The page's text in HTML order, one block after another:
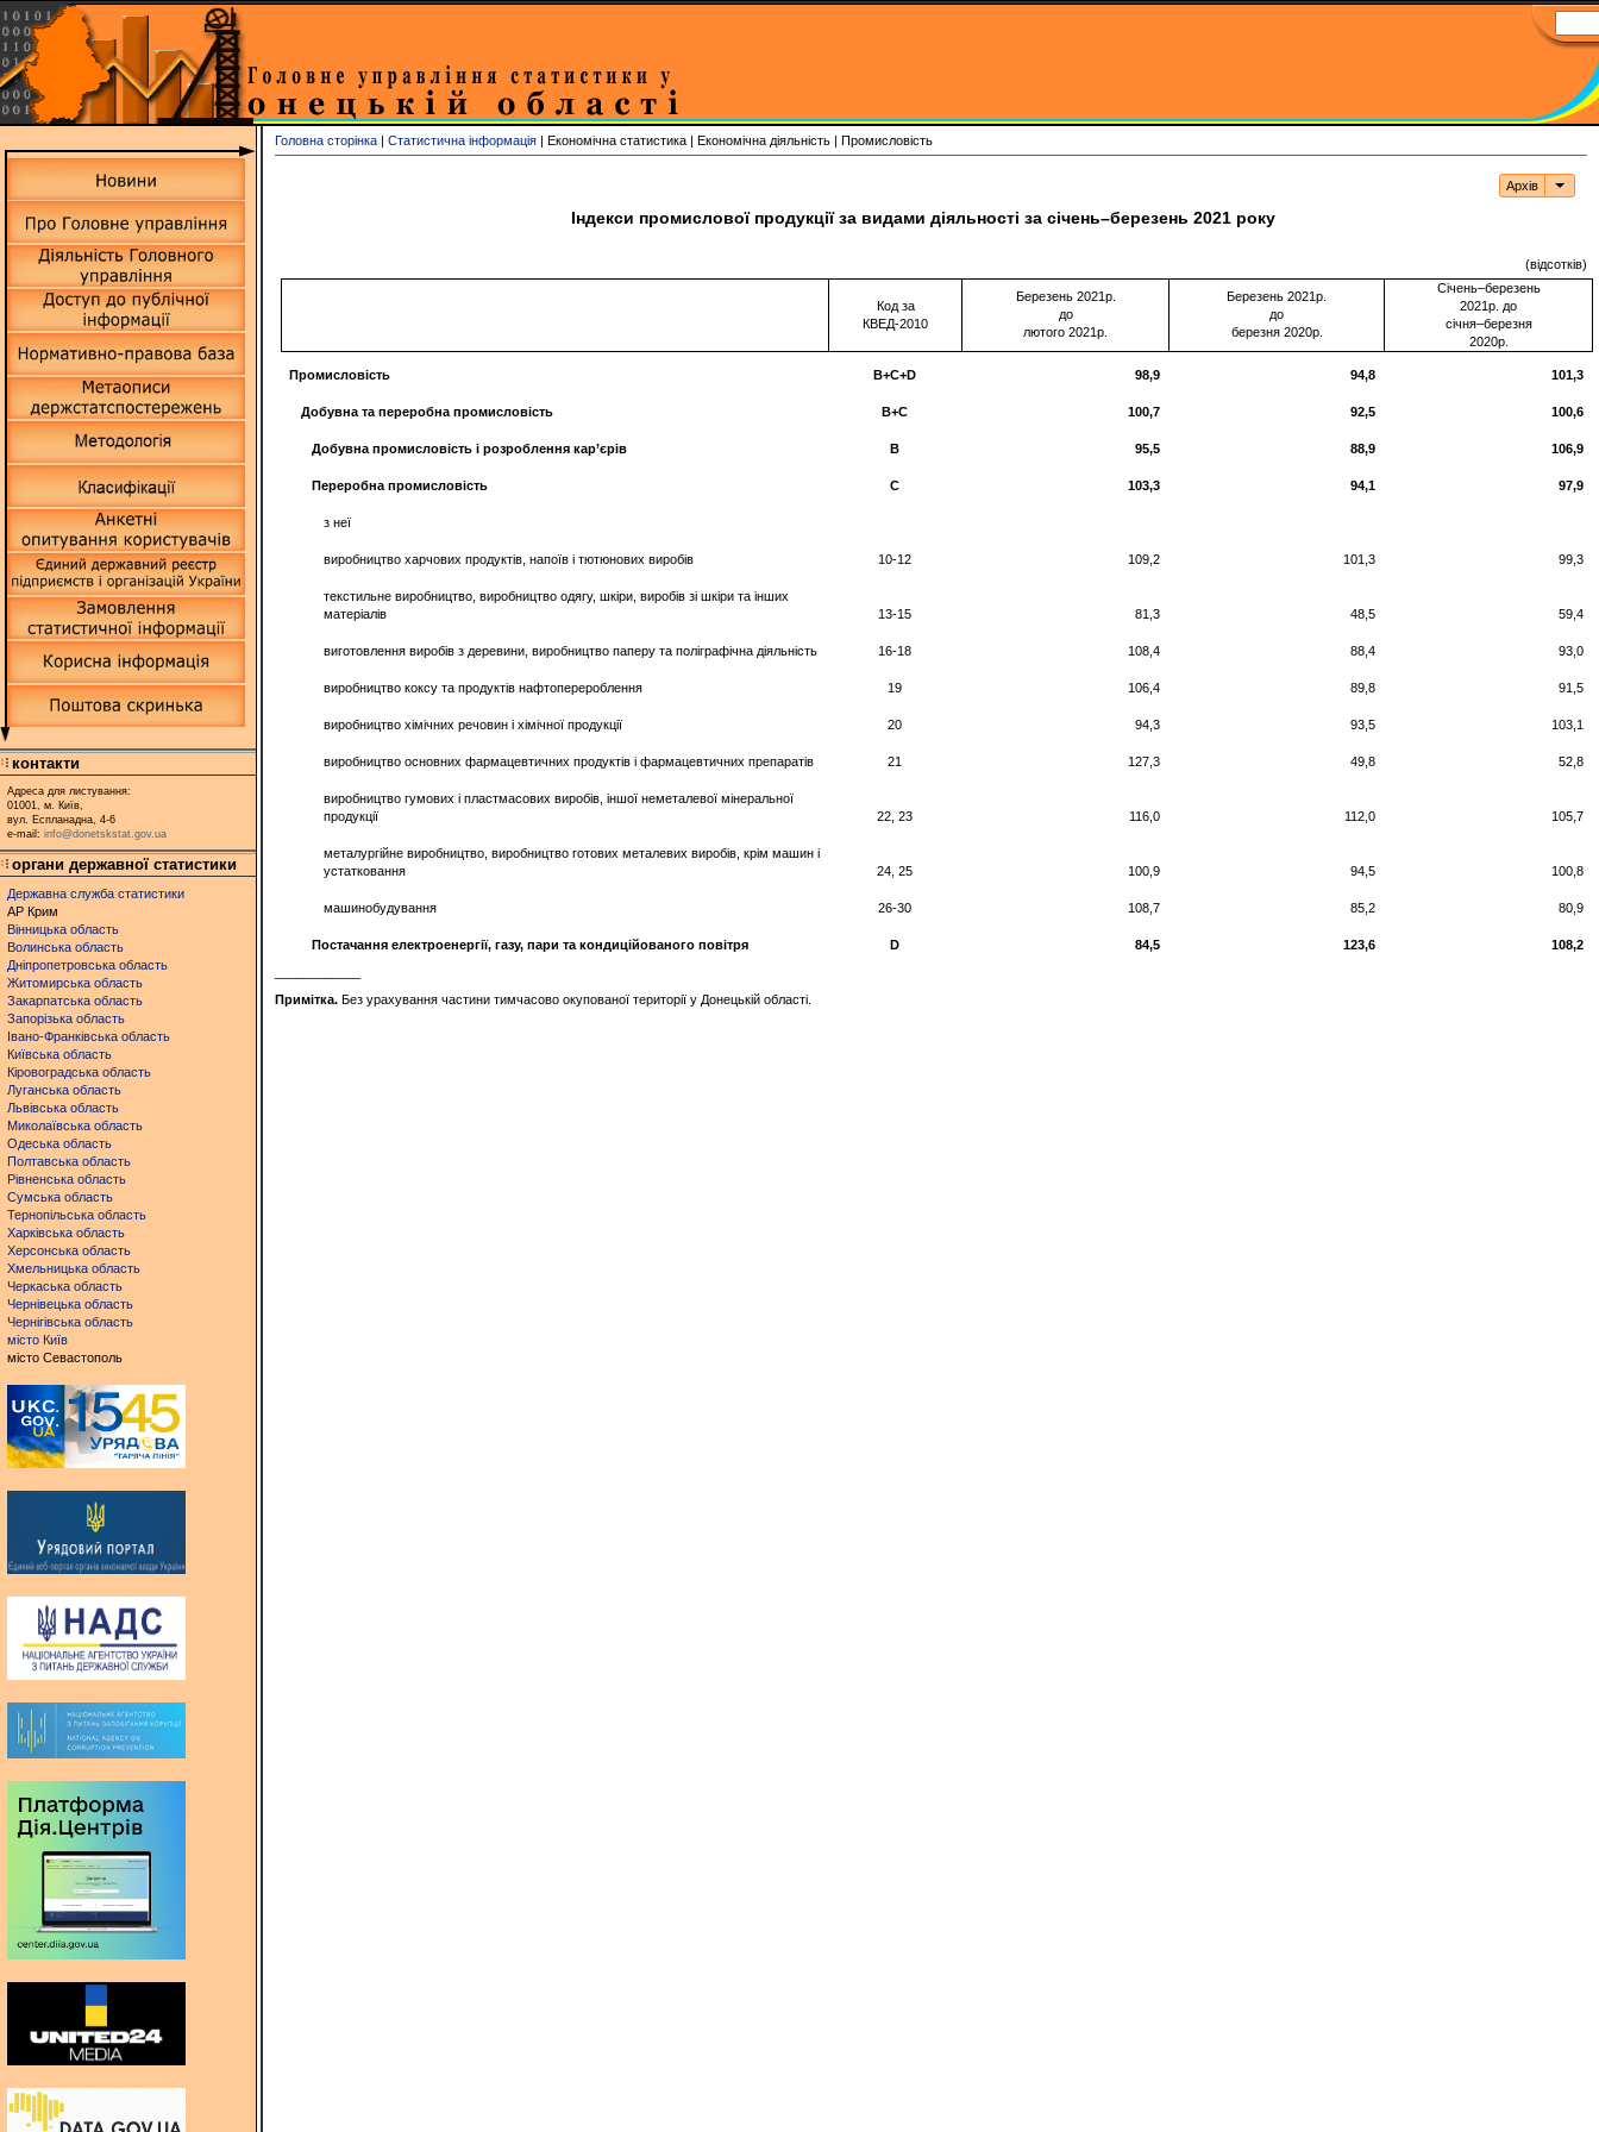
контакти
Адреса для листування:
01001, м. Київ,
вул. Еспланадна, 4-6
e-mail: info@donetskstat.gov.ua
органи державної статистики
Державна служба статистики
АР Крим
Вінницька область
Волинська область
Дніпропетровська область
Житомирська область
Закарпатська область
Запорізька область
Івано-Франківська область
Київська область
Кіровоградська область
Луганська область
Львівська область
Миколаївська область
Одеська область
Полтавська область
Рівненська область
Сумська область
Тернопільська область
Харківська область
Херсонська область
Хмельницька область
Черкаська область
Чернівецька область
Чернігівська область
місто Київ
місто Севастополь
Головна сторінка | Статистична інформація | Економічна статистика | Економічна діяльність | Промисловість
Архів
Індекси промислової продукції за видами діяльності за січень–березень 2021 року
(відсотків)
Код за
КВЕД-2010
Березень 2021р.
до
лютого 2021р.
Березень 2021р.
до
березня 2020р.
Січень–березень
2021р. до
січня–березня
2020р.
Промисловість B+C+D 98,9 94,8 101,3
Добувна та переробна промисловість B+C 100,7 92,5 100,6
Добувна промисловість і розроблення кар’єрів B 95,5 88,9 106,9
Переробна промисловість С 103,3 94,1 97,9
з неї
виробництво харчових продуктів, напоїв і тютюнових виробів 10-12 109,2 101,3 99,3
текстильне виробництво, виробництво одягу, шкіри, виробів зі шкіри та інших
матеріалів
13-15 81,3 48,5 59,4
виготовлення виробів з деревини, виробництво паперу та поліграфічна діяльність 16-18 108,4 88,4 93,0
виробництво коксу та продуктів нафтоперероблення 19 106,4 89,8 91,5
виробництво хімічних речовин і хімічної продукції 20 94,3 93,5 103,1
виробництво основних фармацевтичних продуктів і фармацевтичних препаратів 21 127,3 49,8 52,8
виробництво гумових і пластмасових виробів, іншої неметалевої мінеральної
продукції
22, 23 116,0 112,0 105,7
металургійне виробництво, виробництво готових металевих виробів, крім машин і
устатковання
24, 25 100,9 94,5 100,8
машинобудування 26-30 108,7 85,2 80,9
Постачання електроенергії, газу, пари та кондиційованого повітря D 84,5 123,6
108,2
Примітка. Без урахування частини тимчасово окупованої території у Донецькій області.